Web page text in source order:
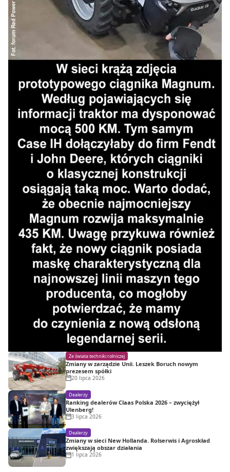
Ze świata techniki rolniczej
Zmiany w zarządzie Unii. Leszek Boruch nowym
prezesem spółki
20 lipca 2026
Dealerzy
Ranking dealerów Claas Polska 2026 – zwyciężył
Ulenberg!
3 lipca 2026
Dealerzy
Zmiany w sieci New Hollanda. Rolserwis i Agroskład
zwiększają obszar działania
1 lipca 2026